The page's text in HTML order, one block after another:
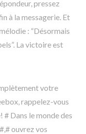
pressez
à la messagerie. Et
: “Désormais
La victoire est
votre
rappelez-vous
# Dans le monde des
ouvrez vos